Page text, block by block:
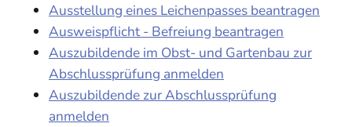
Ausstellung eines Leichenpasses beantragen
Ausweispflicht - Befreiung beantragen
Auszubildende im Obst- und Gartenbau zur
Abschlussprüfung anmelden
Auszubildende zur Abschlussprüfung
anmelden